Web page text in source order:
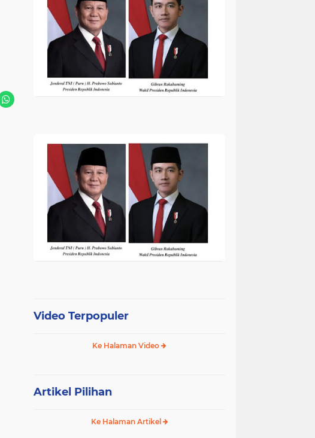
Video Terpopuler
Ke Halaman Video
Artikel Pilihan
Ke Halaman Artikel